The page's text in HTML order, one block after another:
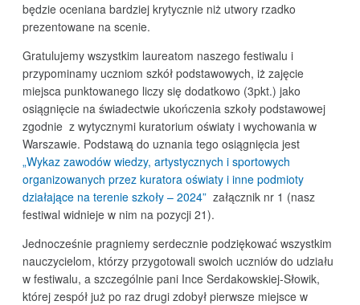
będzie oceniana bardziej krytycznie niż utwory rzadko
prezentowane na scenie.
Gratulujemy wszystkim laureatom naszego festiwalu i
przypominamy uczniom szkół podstawowych, iż zajęcie
miejsca punktowanego liczy się dodatkowo (3pkt.) jako
osiągnięcie na świadectwie ukończenia szkoły podstawowej
zgodnie z wytycznymi kuratorium oświaty i wychowania w
Warszawie. Podstawą do uznania tego osiągnięcia jest
„Wykaz zawodów wiedzy, artystycznych i sportowych
organizowanych przez kuratora oświaty i inne podmioty
działające na terenie szkoły – 2024”załącznik nr 1 (nasz
festiwal widnieje w nim na pozycji 21).
Jednocześnie pragniemy serdecznie podziękować wszystkim
nauczycielom, którzy przygotowali swoich uczniów do udziału
w festiwalu, a szczególnie pani Ince Serdakowskiej-Słowik,
której zespół już po raz drugi zdobył pierwsze miejsce w